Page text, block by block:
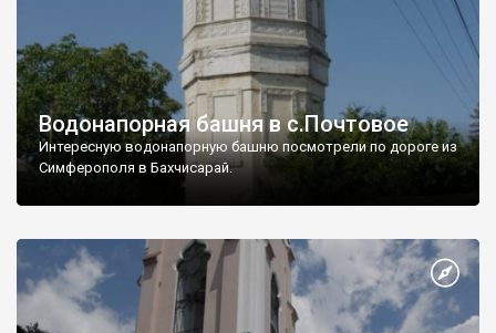
Водонапорная башня в с.Почтовое
Интересную водонапорную башню посмотрели по дороге из
Симферополя в Бахчисарай.